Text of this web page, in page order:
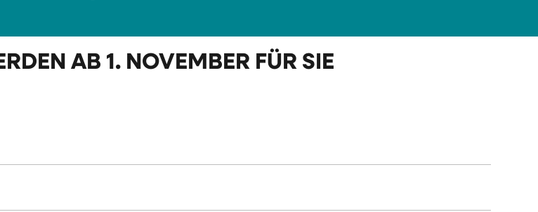
AB 1. NOVEMBER FÜR SIE
Fensters) angezeigt.